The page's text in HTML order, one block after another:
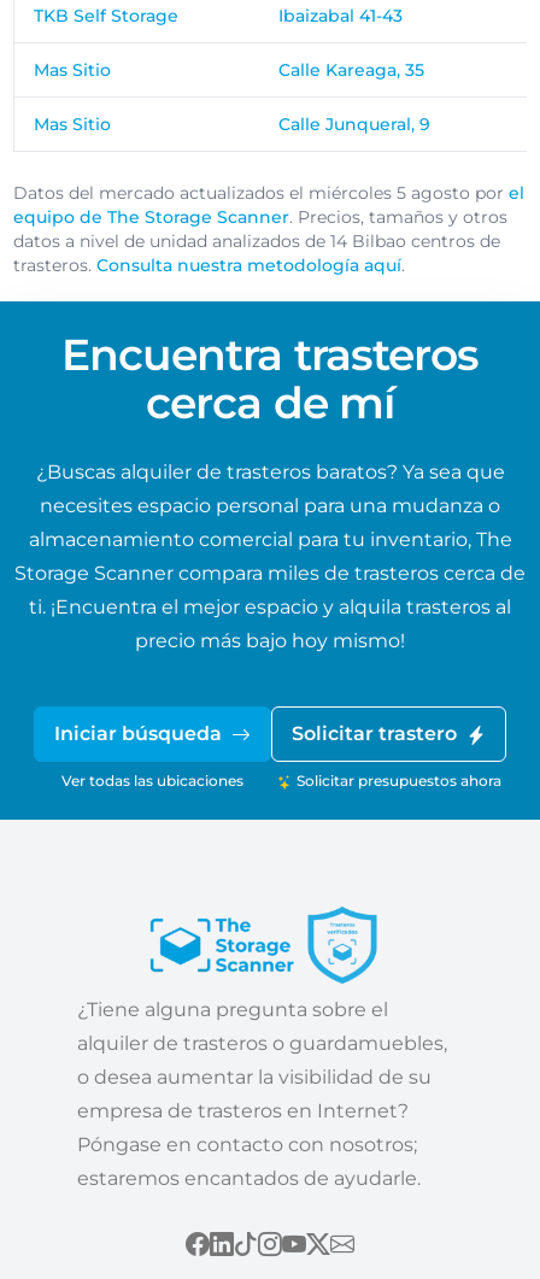
TKB Self Storage Ibaizabal 41-43
Mas Sitio Calle Kareaga, 35
Mas Sitio Calle Junqueral, 9
Datos del mercado actualizados el miércoles 5 agosto porel
equipo de The Storage Scanner. Precios, tamaños y otros
datos a nivel de unidad analizados de 14 Bilbao centros de
trasteros.Consulta nuestra metodología aquí.
Encuentra trasteros
cerca de mí
¿Buscas alquiler de trasteros baratos? Ya sea que
necesites espacio personal para una mudanza o
almacenamiento comercial para tu inventario, The
Storage Scanner compara miles de trasteros cerca de
ti. ¡Encuentra el mejor espacio y alquila trasteros al
precio más bajo hoy mismo!
Iniciar búsqueda
Ver todas las ubicaciones
Solicitar trastero
Solicitar presupuestos ahora
¿Tiene alguna pregunta sobre el
alquiler de trasteros o guardamuebles,
o desea aumentar la visibilidad de su
empresa de trasteros en Internet?
Póngase en contacto con nosotros;
estaremos encantados de ayudarle.